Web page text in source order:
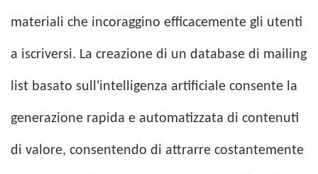
materiali che incoraggino efficacemente gli utenti
a iscriversi. La creazione di un database di mailing
list basato sull'intelligenza artificiale consente la
generazione rapida e automatizzata di contenuti
di valore, consentendo di attrarre costantemente